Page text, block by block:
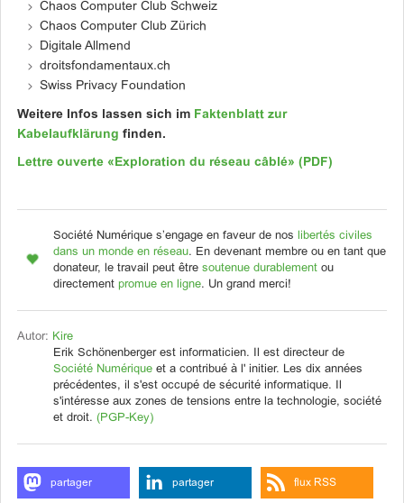
Chaos Computer Club Schweiz
Chaos Computer Club Zürich
Digitale Allmend
droitsfondamentaux.ch
Swiss Privacy Foundation
Weitere Infos lassen sich im Faktenblatt zur
Kabelaufklärung finden.
Lettre ouverte «Exploration du réseau câblé» (PDF)
Société Numérique s’engage en faveur de nos
libertés civiles
dans un monde en réseau. En devenant membre ou en tant que
donateur, le travail peut être soutenue durablement ou
directement promue en ligne. Un grand merci!
Autor: Kire
Erik Schönenberger est informaticien. Il est directeur de
Société Numérique et a contribué à l' initier. Les dix années
précédentes, il s'est occupé de sécurité informatique. Il
s'intéresse aux zones de tensions entre la technologie, société
et droit. (PGP-Key)
partager partager flux RSS